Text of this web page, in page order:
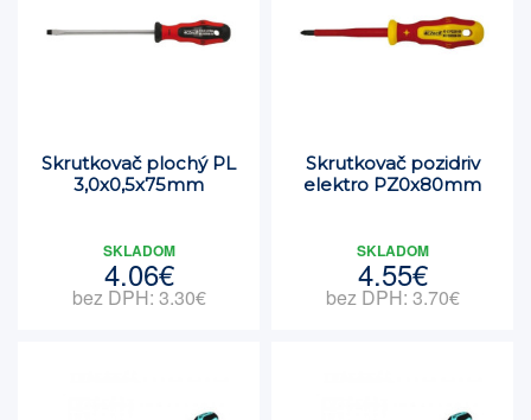
Skrutkovač plochý PL
3,0x0,5x75mm
SKLADOM
4.06€
bez DPH: 3.30€
Skrutkovač pozidriv
elektro PZ0x80mm
SKLADOM
4.55€
bez DPH: 3.70€